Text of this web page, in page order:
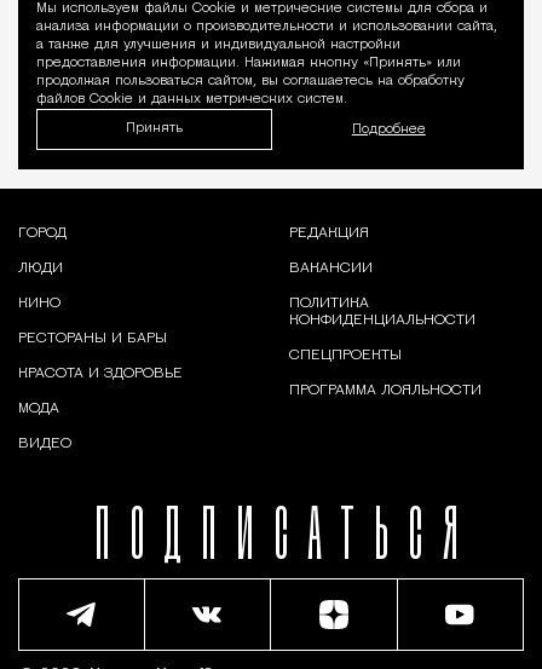
Уведомление
Мы используем файлы Сookie и метрические системы для сбора и
анализа информации о производительности и использовании сайта,
а также для улучшения и индивидуальной настройки
предоставления информации. Нажимая кнопку «Принять» или
продолжая пользоваться сайтом, вы соглашаетесь на обработку
файлов Cookie и данных метрических систем.
Принять Подробнее
ПОДПИСАТЬСЯ
ГОРОД
ЛЮДИ
КИНО
РЕСТОРАНЫ И БАРЫ
КРАСОТА И ЗДОРОВЬЕ
МОДА
ВИДЕО
РЕДАКЦИЯ
ВАКАНСИИ
ПОЛИТИКА
КОНФИДЕНЦИАЛЬНОСТИ
СПЕЦПРОЕКТЫ
ПРОГРАММА ЛОЯЛЬНОСТИ